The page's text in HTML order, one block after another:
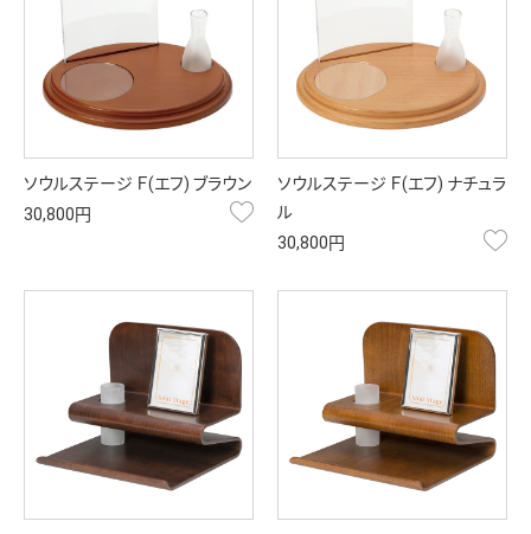
ソウルステージ Ｆ(エフ) ブラウン
30,800円
お気に入り
ソウルステージ Ｆ(エフ) ナチュラ
ル
30,800円